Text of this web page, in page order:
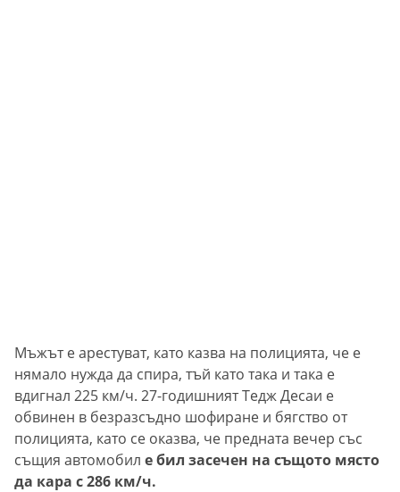
Мъжът е арестуват, като казва на полицията, че е
нямало нужда да спира, тъй като така и така е
вдигнал 225 км/ч. 27-годишният Тедж Десаи е
обвинен в безразсъдно шофиране и бягство от
полицията, като се оказва, че предната вечер със
същия автомобил е бил засечен на същото място
да кара с 286 км/ч.